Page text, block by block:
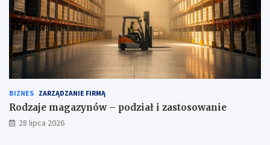
BIZNES ZARZĄDZANIE FIRMĄ
Rodzaje magazynów – podział i zastosowanie
28 lipca 2026